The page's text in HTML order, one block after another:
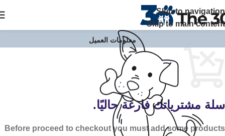
Skip to navigation
Skip to main content
ساعة في القاهرة والجيزة اتصل بنا
سلة مشترياتك فارغة حاليًا.
Before proceed to checkout you must add some products